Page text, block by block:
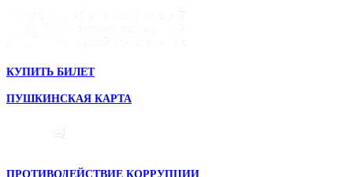
КУПИТЬ БИЛЕТ
ПУШКИНСКАЯ КАРТА
ПРОТИВОДЕЙСТВИЕ КОРРУПЦИИ